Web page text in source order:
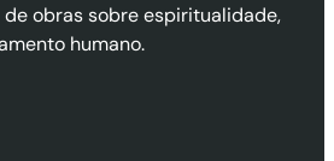
obras sobre espiritualidade,
humano.